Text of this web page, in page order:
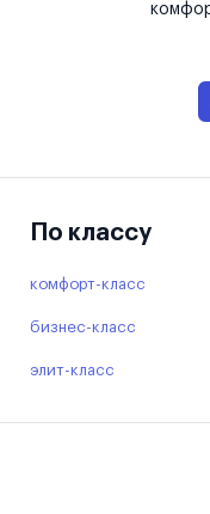
По классу
комфорт-класс
бизнес-класс
элит-класс